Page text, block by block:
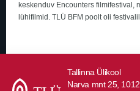
keskenduv Encounters filmifestival,
lühifilmid. TLÜ BFM poolt oli
Tallinna Ülikool
Narva mnt 25,